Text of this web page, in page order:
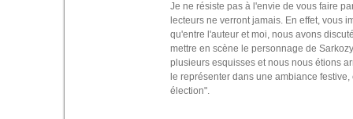
Je ne résiste pas à l'envie de vous faire
lecteurs ne verront jamais. En effet, vous
qu'entre l'auteur et moi, nous avons
mettre en scène le personnage de
plusieurs esquisses et nous nous étions
le représenter dans une ambiance festive,
élection".